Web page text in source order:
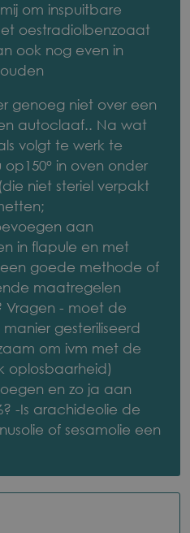
om inspuitbare
oestradiolbenzoaat
ook nog even in
genoeg niet over een
autoclaaf.. Na wat
volgt te werk te
in oven onder
niet steriel verpakt
aan
in flapule en met
goede methode of
maatregelen
Vragen - moet de
gesteriliseerd
om ivm met de
oplosbaarheid)
en zo ja aan
-Is arachideolie de
of sesamolie een